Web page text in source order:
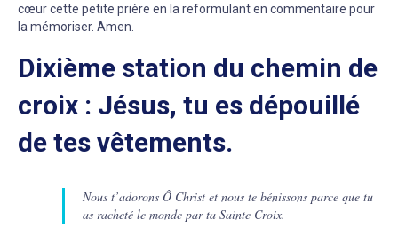
cœur cette petite prière en la reformulant en commentaire pour
la mémoriser. Amen.
Dixième station du chemin de
croix : Jésus, tu es dépouillé
de tes vêtements.
Nous t’adorons Ô Christ et nous te bénissons parce que tu
as racheté le monde par ta Sainte Croix.